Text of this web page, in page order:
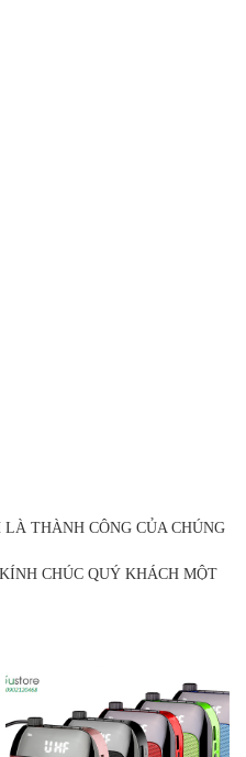
THÀNH CÔNG CỦA CHÚNG
CHÚC QUÝ KHÁCH MỘT